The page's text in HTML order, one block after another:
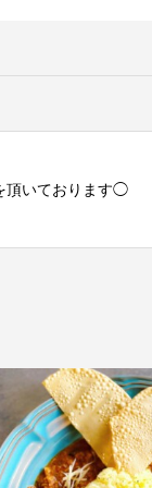
頂いております◯